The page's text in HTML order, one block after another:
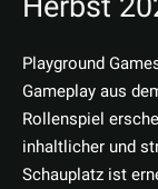
Playground
Gameplay aus
Rollenspiel
inhaltlicher und
Schauplatz ist